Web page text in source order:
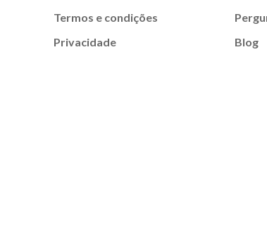
Termos e condições
Privacidade
Blog